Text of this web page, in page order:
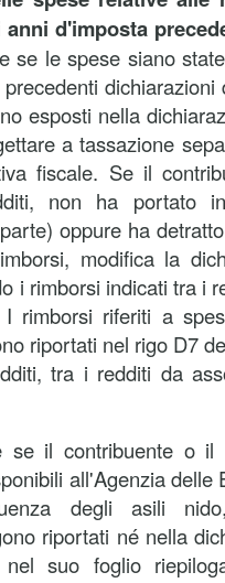
d'imposta
se le spese siano
esposti nella
a tassazione
fiscale. Se il
non ha portato
oppure ha
modifica la
i rimborsi indicati tra i
I rimborsi riferiti a
riportati nel rigo D7
tra i redditi da
se il contribuente o
all'Agenzia delle
degli asili
riportati né nella
suo foglio